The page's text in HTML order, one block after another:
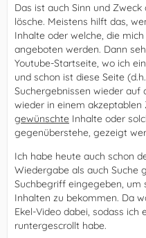
Das ist auch Sinn und
lösche. Meistens hilft das,
Inhalte oder welche, die
angeboten werden. Dann
Youtube-Startseite, wo ich
und schon ist diese Seite
Suchergebnissen wieder auf
wieder in einem
gewünschte Inhalte oder
gegenüberstehe, gezeigt
Ich habe heute auch schon
Wiedergabe als auch Suche
Suchbegriff eingegeben, um
Inhalten zu bekommen. Da
Ekel-Video dabei, sodass
runtergescrollt habe.